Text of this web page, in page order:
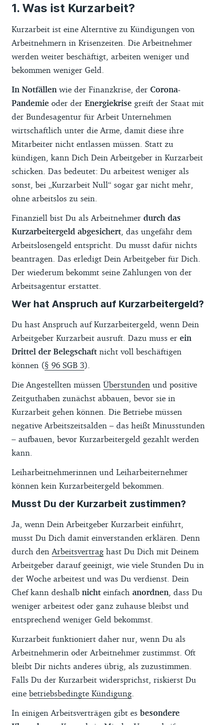
Was ist Kurzarbeit?
Kurzarbeit ist eine Alterntive zu Kündigungen von
Arbeitnehmern in Krisenzeiten. Die Arbeitnehmer
werden weiter beschäftigt, arbeiten weniger und
bekommen weniger Geld.
In Notfällen wie der Finanzkrise, der Corona-
Pandemie oder der Energiekrise greift der Staat mit
der Bundesagentur für Arbeit Unternehmen
wirtschaftlich unter die Arme, damit diese ihre
Mitarbeiter nicht entlassen müssen. Statt zu
kündigen, kann Dich Dein Arbeitgeber in Kurzarbeit
schicken. Das bedeutet: Du arbeitest weniger als
sonst, bei „Kurzarbeit Null“ sogar gar nicht mehr,
ohne arbeitslos zu sein.
Finanziell bist Du als Arbeitnehmer durch das
Kurzarbeitergeld abgesichert , das ungefähr dem
Arbeitslosengeld entspricht. Du musst dafür nichts
beantragen. Das erledigt Dein Arbeitgeber für Dich.
Der wiederum bekommt seine Zahlungen von der
Arbeitsagentur erstattet.
Wer hat Anspruch auf Kurzarbeitergeld?
Du hast Anspruch auf Kurzarbeitergeld, wenn Dein
Arbeitgeber Kurzarbeit ausruft. Dazu muss er ein
Drittel der Belegschaft nicht voll beschäftigen
können (§ 96 SGB 3).
Die Angestellten müssen Überstunden und positive
Zeitguthaben zunächst abbauen, bevor sie in
Kurzarbeit gehen können. Die Betriebe müssen
negative Arbeitszeitsalden – das heißt Minusstunden
– aufbauen, bevor Kurzarbeitergeld gezahlt werden
kann.
Leiharbeitnehmerinnen und Leiharbeiternehmer
können kein Kurzarbeitergeld bekommen.
Musst Du der Kurzarbeit zustimmen?
Ja, wenn Dein Arbeitgeber Kurzarbeit einführt,
musst Du Dich damit einverstanden erklären. Denn
durch den Arbeitsvertrag hast Du Dich mit Deinem
Arbeitgeber darauf geeinigt, wie viele Stunden Du in
der Woche arbeitest und was Du verdienst. Dein
Chef kann deshalb nicht einfach anordnen , dass Du
weniger arbeitest oder ganz zuhause bleibst und
entsprechend weniger Geld bekommst.
Kurzarbeit funktioniert daher nur, wenn Du als
Arbeitnehmerin oder Arbeitnehmer zustimmst. Oft
bleibt Dir nichts anderes übrig, als zuzustimmen.
Falls Du der Kurzarbeit widersprichst, riskierst Du
eine betriebsbedingte Kündigung
In einigen Arbeitsverträgen gibt es besondere